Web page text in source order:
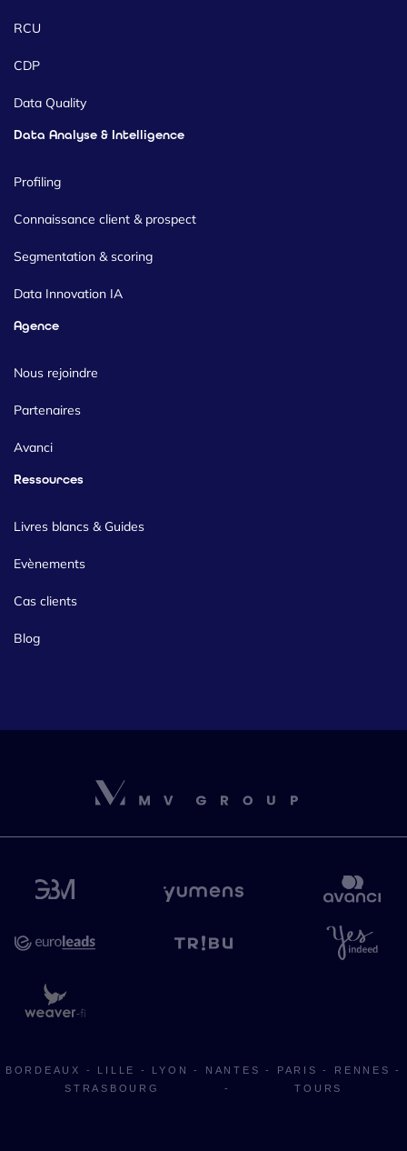
RCU
CDP
Data Quality
Data Analyse & Intelligence
Profiling
Connaissance client & prospect
Segmentation & scoring
Data Innovation IA
Agence
Nous rejoindre
Partenaires
Avanci
Ressources
Livres blancs & Guides
Evènements
Cas clients
Blog
BORDEAUX - LILLE - LYON - NANTES - PARIS - RENNES
-
STRASBOURG
- TOURS